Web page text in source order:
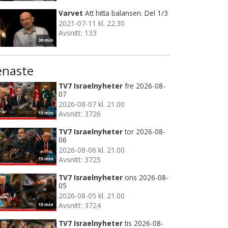
30 min
Varvet Att hitta balansen. Del 1/3
2021-07-11 kl. 22.30
Avsnitt: 133
15 min
TV7 Israelnyheter fre 2026-08-
07
2026-08-07 kl. 21.00
Avsnitt: 3726
15 min
TV7 Israelnyheter tor 2026-08-
06
2026-08-06 kl. 21.00
Avsnitt: 3725
15 min
TV7 Israelnyheter ons 2026-08-
05
2026-08-05 kl. 21.00
Avsnitt: 3724
TV7 Israelnyheter tis 2026-08-